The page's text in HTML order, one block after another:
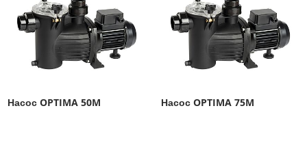
Насос OPTIMA 50M Насос OPTIMA 75M